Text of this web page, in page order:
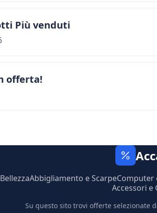
Più venduti
offerta!
Abbigliamento e ScarpeComputer
Accessori e
Su questo sito trovi offerte selezionate